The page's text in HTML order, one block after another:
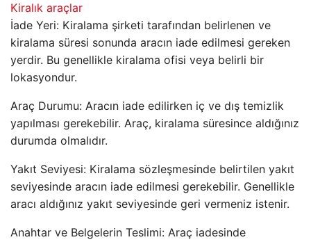
Kiralık araçlar
İade Yeri: Kiralama şirketi tarafından belirlenen ve
kiralama süresi sonunda aracın iade edilmesi gereken
yerdir. Bu genellikle kiralama ofisi veya belirli bir
lokasyondur.
Araç Durumu: Aracın iade edilirken iç ve dış temizlik
yapılması gerekebilir. Araç, kiralama süresince aldığınız
durumda olmalıdır.
Yakıt Seviyesi: Kiralama sözleşmesinde belirtilen yakıt
seviyesinde aracın iade edilmesi gerekebilir. Genellikle
aracı aldığınız yakıt seviyesinde geri vermeniz istenir.
Anahtar ve Belgelerin Teslimi: Araç iadesinde